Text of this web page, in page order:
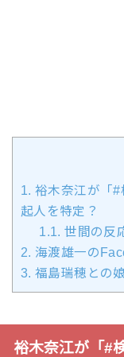
1. 裕木奈江が「
起人を特定？
1.1. 世間の反
2. 海渡雄一の
3. 福島瑞穂との
裕木奈江が「#